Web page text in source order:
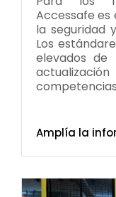
Accessafe es
la seguridad
Los
elevados de
Amplía la